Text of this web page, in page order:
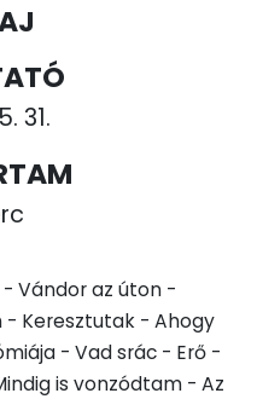
31.
Vándor az úton -
- Keresztutak - Ahogy
- Vad srác - Erő -
is vonzódtam - Az